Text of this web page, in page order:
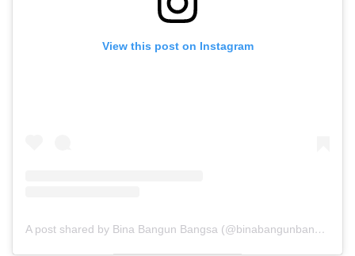
View this post on Instagram
A post shared by Bina Bangun Bangsa (@binabangunbangsa)